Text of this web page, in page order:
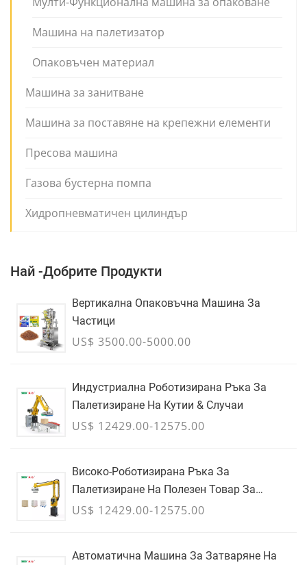
Машина на палетизатор
Опаковъчен материал
Машина за занитване
Машина за поставяне на крепежни елементи
Пресова машина
Газова бустерна помпа
Хидропневматичен цилиндър
Най -добрите Продукти
Вертикална Опаковъчна Машина За
Частици
US$ 3500.00-5000.00
Индустриална Роботизирана Ръка За
Палетизиране На Кутии & Случаи
US$ 12429.00-12575.00
Високо-Роботизирана Ръка За
Палетизиране На Полезен Товар За
Кашони, Торби & Контейнери За Насипни
US$ 12429.00-12575.00
Автоматична Машина За Затваряне На